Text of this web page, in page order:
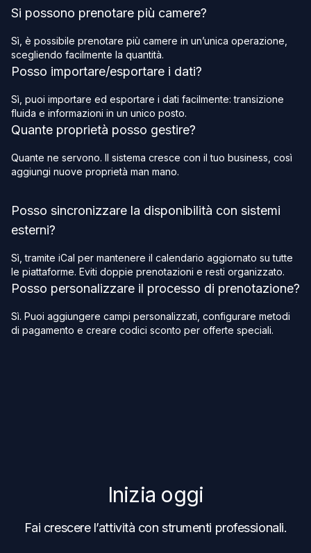
Si possono prenotare più camere?
Sì, è possibile prenotare più camere in un’unica operazione,
scegliendo facilmente la quantità.
Posso importare/esportare i dati?
Sì, puoi importare ed esportare i dati facilmente: transizione
fluida e informazioni in un unico posto.
Quante proprietà posso gestire?
Quante ne servono. Il sistema cresce con il tuo business, così
aggiungi nuove proprietà man mano.
Posso sincronizzare la disponibilità con sistemi
esterni?
Sì, tramite iCal per mantenere il calendario aggiornato su tutte
le piattaforme. Eviti doppie prenotazioni e resti organizzato.
Posso personalizzare il processo di prenotazione?
Sì. Puoi aggiungere campi personalizzati, configurare metodi
di pagamento e creare codici sconto per offerte speciali.
Inizia oggi
Fai crescere l’attività con strumenti professionali.